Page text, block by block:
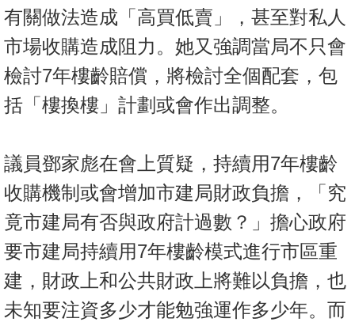
聞
數
據
公
佈
業
手
冊
關
於
我
們
有關做法造成「高買低賣」，甚至對私人
市場收購造成阻力。她又強調當局不只會
檢討7年樓齡賠償，將檢討全個配套，包
括「樓換樓」計劃或會作出調整。
議員鄧家彪在會上質疑，持續用7年樓齡
收購機制或會增加市建局財政負擔，「究
竟市建局有否與政府計過數？」擔心政府
要市建局持續用7年樓齡模式進行市區重
建，財政上和公共財政上將難以負擔，也
未知要注資多少才能勉強運作多少年。而